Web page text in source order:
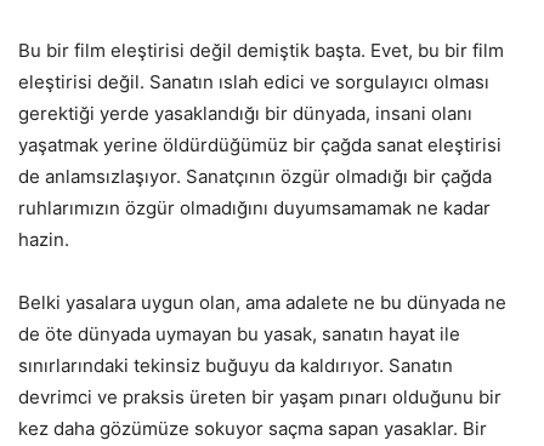
Bu bir film eleştirisi değil demiştik başta. Evet, bu bir film
eleştirisi değil. Sanatın ıslah edici ve sorgulayıcı olması
gerektiği yerde yasaklandığı bir dünyada, insani olanı
yaşatmak yerine öldürdüğümüz bir çağda sanat eleştirisi
de anlamsızlaşıyor. Sanatçının özgür olmadığı bir çağda
ruhlarımızın özgür olmadığını duyumsamamak ne kadar
hazin.
Belki yasalara uygun olan, ama adalete ne bu dünyada ne
de öte dünyada uymayan bu yasak, sanatın hayat ile
sınırlarındaki tekinsiz buğuyu da kaldırıyor. Sanatın
devrimci ve praksis üreten bir yaşam pınarı olduğunu bir
kez daha gözümüze sokuyor saçma sapan yasaklar. Bir